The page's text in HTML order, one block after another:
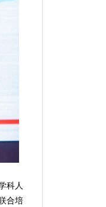
科人
合培